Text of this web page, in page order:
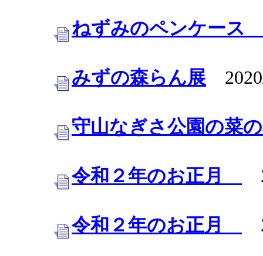
ねずみのペンケー
みずの森らん展
守山なぎさ公園の菜
令和２年のお正月
令和２年のお正月